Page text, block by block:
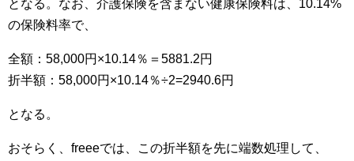
となる。なお、介護保険を含まない健康保険料は、10.14%
の保険料率で、
全額：58,000円×10.14％＝5881.2円
折半額：58,000円×10.14％÷2=2940.6円
となる。
おそらく、freeeでは、この折半額を先に端数処理して、